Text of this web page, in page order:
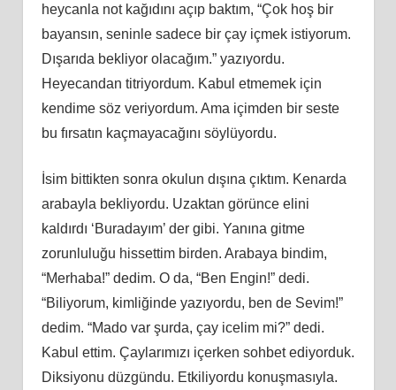
heycanla not kağıdını açıp baktım, “Çok hoş bir
bayansın, seninle sadece bir çay içmek istiyorum.
Dışarıda bekliyor olacağım.” yazıyordu.
Heyecandan titriyordum. Kabul etmemek için
kendime söz veriyordum. Ama içimden bir seste
bu fırsatın kaçmayacağını söylüyordu.
İsim bittikten sonra okulun dışına çıktım. Kenarda
arabayla bekliyordu. Uzaktan görünce elini
kaldırdı ‘Buradayım’ der gibi. Yanına gitme
zorunluluğu hissettim birden. Arabaya bindim,
“Merhaba!” dedim. O da, “Ben Engin!” dedi.
“Biliyorum, kimliğinde yazıyordu, ben de Sevim!”
dedim. “Mado var şurda, çay icelim mi?” dedi.
Kabul ettim. Çaylarımızı içerken sohbet ediyorduk.
Diksiyonu düzgündu. Etkiliyordu konuşmasıyla.